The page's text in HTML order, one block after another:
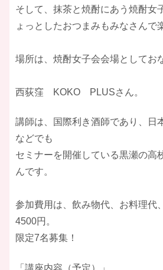
そして、抹茶と焼酎にあう焼酎女
ょっとしたおつまみもみなさんで
場所は、焼酎女子会会場としてお
西荻窪 KOKO PLUSさん。
講師は、国際利き酒師であり、日
などでも
セミナーを開催している黒瀬の高
んです。
参加費用は、飲み物代、お料理代
4500円。
限定7名募集！
「講座内容（予定）」